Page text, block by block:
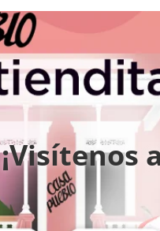
¡Visítenos